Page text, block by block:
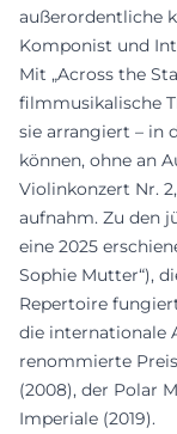
außerordentliche
Komponist und
Mit „Across the
filmmusikalische
sie arrangiert – in
können, ohne an
Violinkonzert Nr.
aufnahm. Zu den
eine 2025
Sophie Mutter“),
Repertoire
die internationale
renommierte
(2008), der Polar
Imperiale (2019).